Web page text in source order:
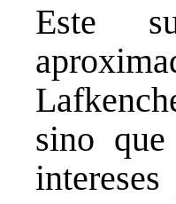
Este
sino